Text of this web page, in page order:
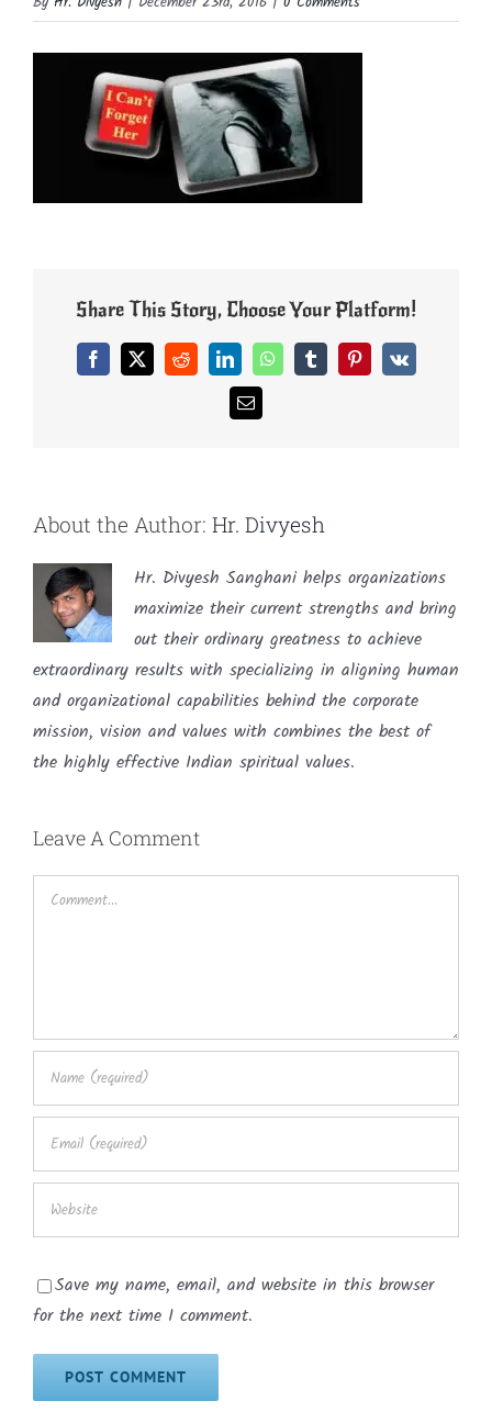
Share This Story, Choose Your Platform!
Facebook
X RedditLinkedInWhatsAppTumblrPinterest
Vk
Email
About the Author: Hr. Divyesh
Hr. Divyesh Sanghani helps organizations
maximize their current strengths and bring
out their ordinary greatness to achieve
extraordinary results with specializing in aligning human
and organizational capabilities behind the corporate
mission, vision and values with combines the best of
the highly effective Indian spiritual values.
Leave A Comment
Comment
Save my name, email, and website in this browser
for the next time I comment.